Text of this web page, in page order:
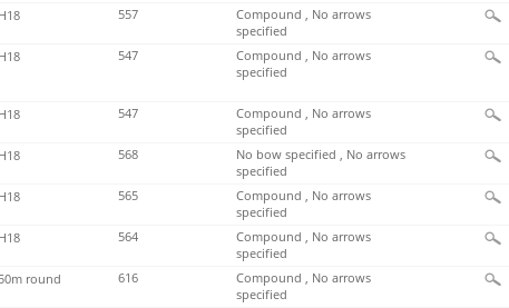
H18 557
Compound , No arrows
specified
H18 547
Compound , No arrows
specified
H18 547
Compound , No arrows
specified
H18 568
No bow specified , No arrows
specified
H18 565
Compound , No arrows
specified
H18 564
Compound , No arrows
specified
round 616
Compound , No arrows
specified